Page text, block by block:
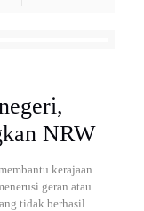
NRW
kerajaan
geran atau
tidak berhasil